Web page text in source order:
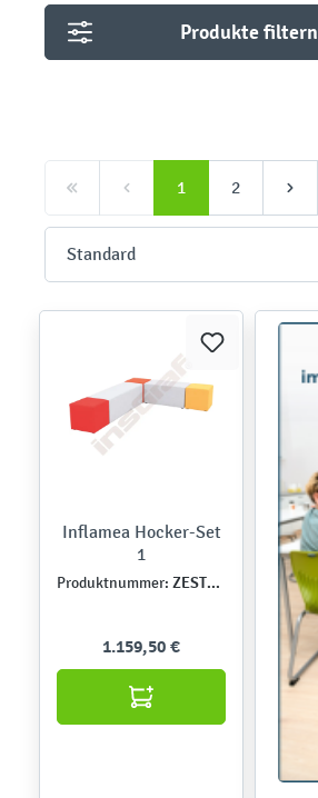
Produkte filtern
1 2
Inflamea Hocker-Set
1
Produktnummer: ZEST5356
1.159,50 €